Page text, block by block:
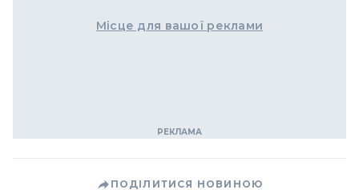
Місце для вашої реклами
ПОДІЛИТИСЯ НОВИНОЮ